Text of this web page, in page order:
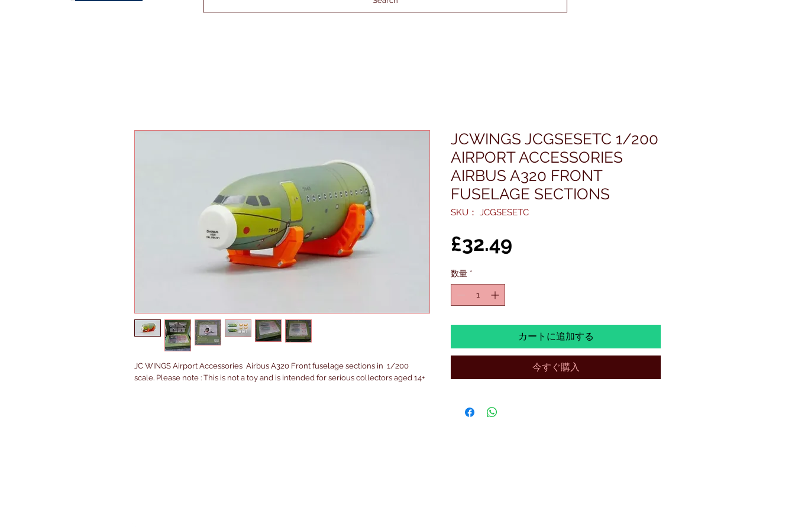
JC WINGS Airport Accessories  Airbus A320 Front fuselage sections in  1/200
scale. Please note : This is not a toy and is intended for serious collectors aged 14+
JCWINGS JCGSESETC 1/200
AIRPORT ACCESSORIES
AIRBUS A320 FRONT
FUSELAGE SECTIONS
SKU： JCGSESETC
£32.49
数量 *
カートに追加する
今すぐ購入